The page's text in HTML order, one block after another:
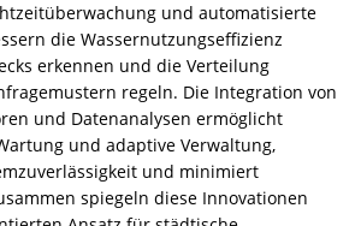
und automatisierte
die Wassernutzungseffizienz
erkennen und die Verteilung
regeln. Die Integration von
und Datenanalysen ermöglicht
und adaptive Verwaltung,
und minimiert
spiegeln diese Innovationen